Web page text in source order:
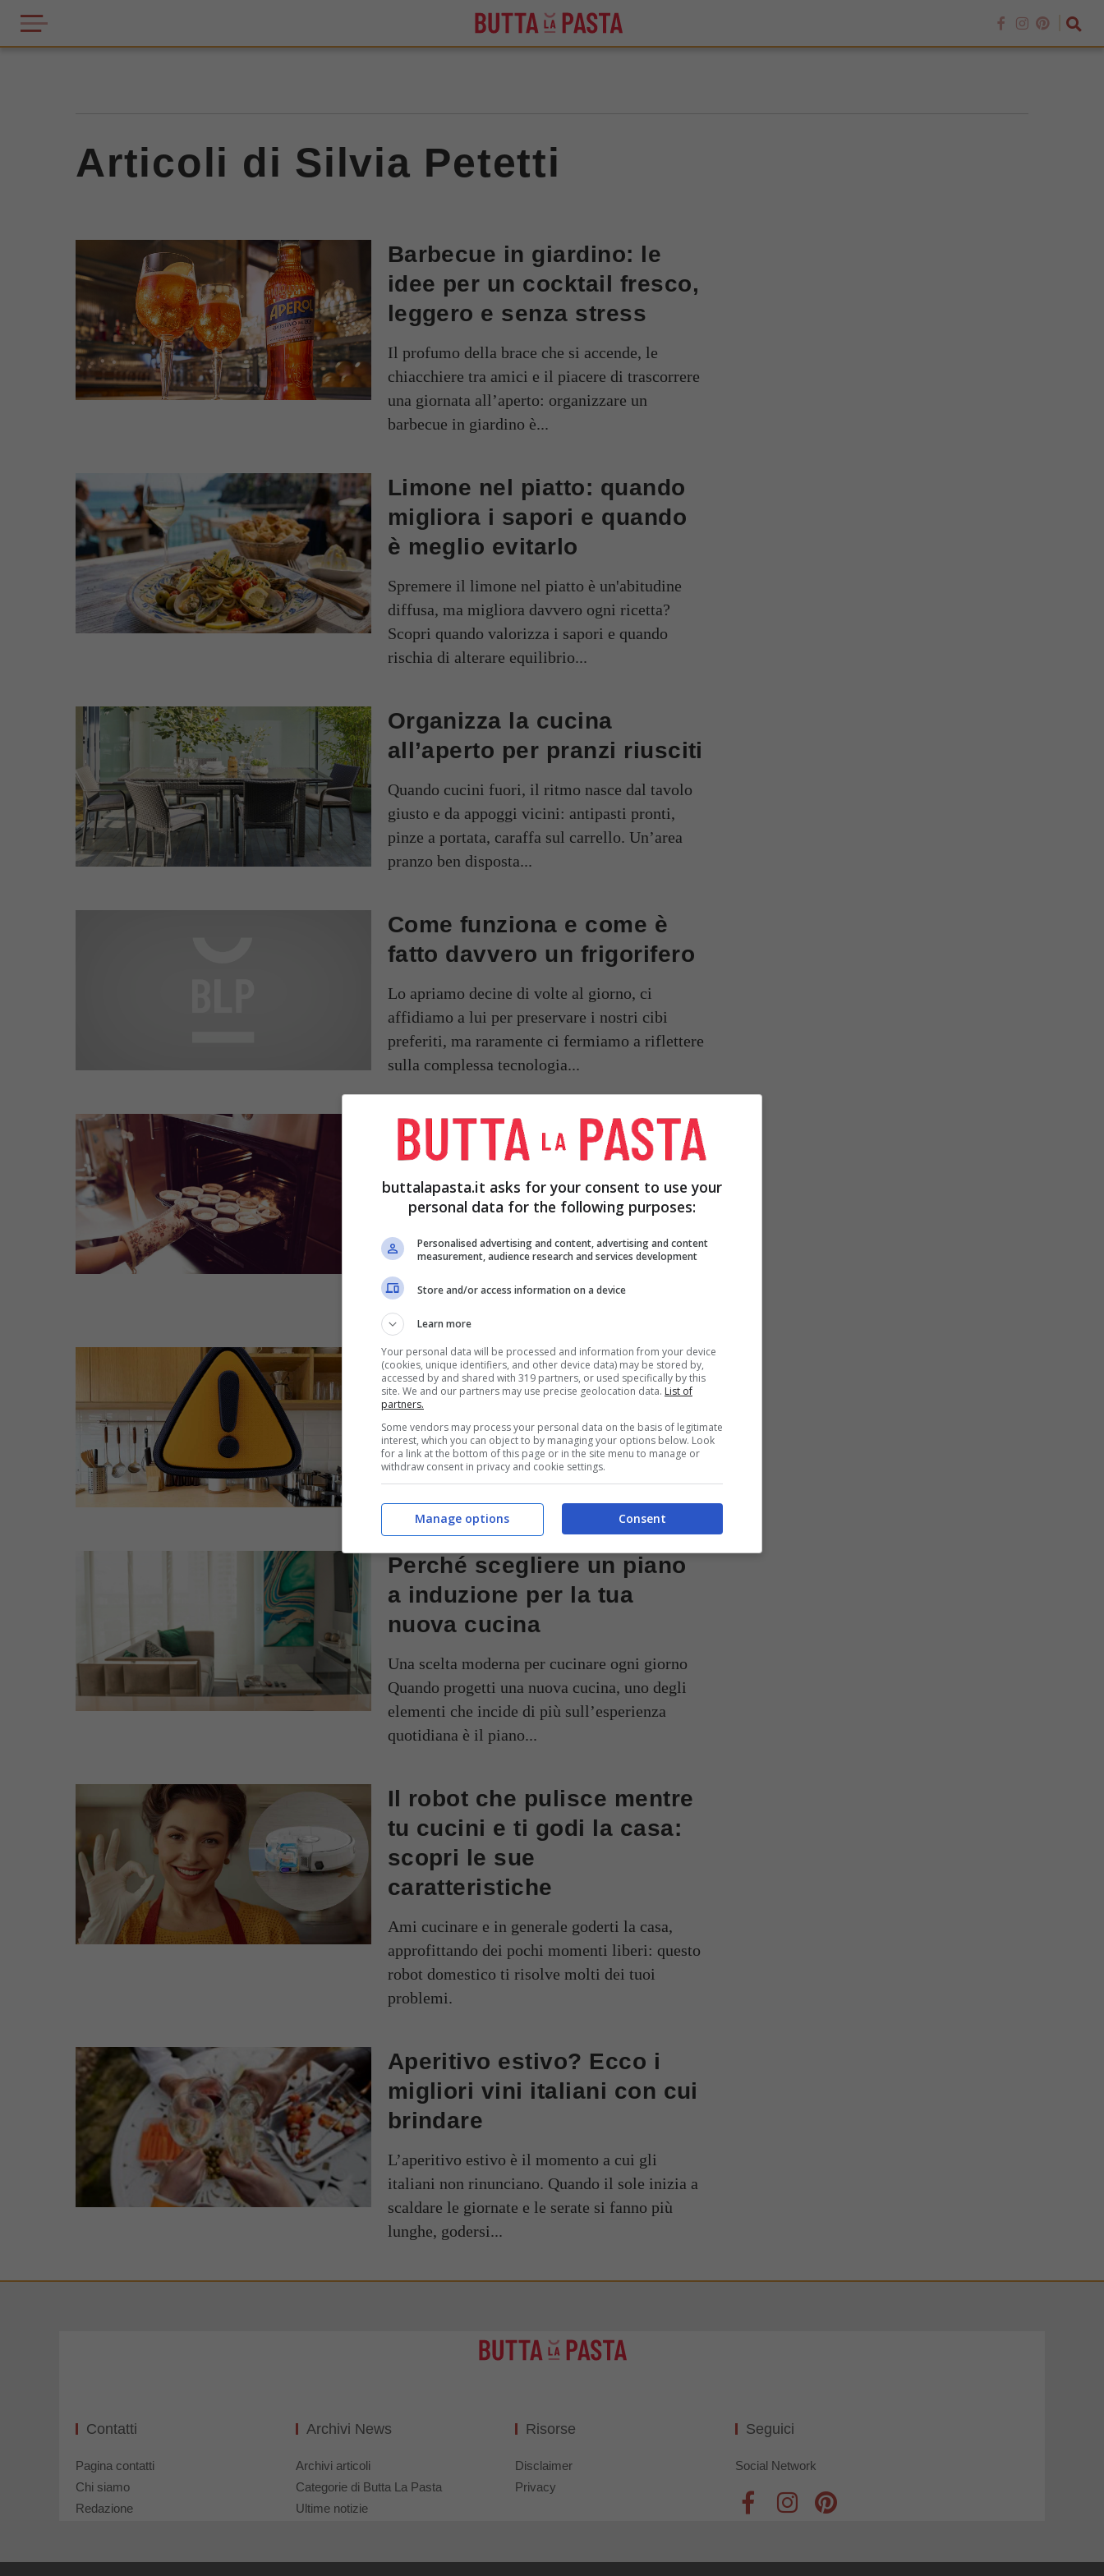
Articoli di Silvia Petetti
Barbecue in giardino: le
idee per un cocktail fresco,
leggero e senza stress
Il profumo della brace che si accende, le
chiacchiere tra amici e il piacere di trascorrere
una giornata all’aperto: organizzare un
barbecue in giardino è...
Limone nel piatto: quando
migliora i sapori e quando
è meglio evitarlo
Spremere il limone nel piatto è un'abitudine
diffusa, ma migliora davvero ogni ricetta?
Scopri quando valorizza i sapori e quando
rischia di alterare equilibrio...
Organizza la cucina
all’aperto per pranzi riusciti
Quando cucini fuori, il ritmo nasce dal tavolo
giusto e da appoggi vicini: antipasti pronti,
pinze a portata, caraffa sul carrello. Un’area
pranzo ben disposta...
Come funziona e come è
fatto davvero un frigorifero
Lo apriamo decine di volte al giorno, ci
affidiamo a lui per preservare i nostri cibi
preferiti, ma raramente ci fermiamo a riflettere
sulla complessa tecnologia...
Rivoluzione digitale: come
ha cambiato il modo di
cucinare
decennio siamo stati travolti da una vera e
propria rivoluzione, ovvero quella relativa al
mondo del digitale,...
Sicurezza in cucina: ecco i
rischi da evitare
La cucina professionale è come una piccola
città che non dorme mai. Si tratta di uno spazio
vivace, spesso caotico, in cui ogni gesto conta
e la sicurezza...
Perché scegliere un piano
a induzione per la tua
nuova cucina
Una scelta moderna per cucinare ogni giorno
Quando progetti una nuova cucina, uno degli
elementi che incide di più sull’esperienza
quotidiana è il piano...
Il robot che pulisce mentre
tu cucini e ti godi la casa:
scopri le sue
caratteristiche
Ami cucinare e in generale goderti la casa,
approfittando dei pochi momenti liberi: questo
robot domestico ti risolve molti dei tuoi
problemi.
Aperitivo estivo? Ecco i
migliori vini italiani con cui
brindare
L’aperitivo estivo è il momento a cui gli
italiani non rinunciano. Quando il sole inizia a
scaldare le giornate e le serate si fanno più
lunghe, godersi...
Contatti
Pagina contatti
Chi siamo
Redazione
Archivi News
Archivi articoli
Categorie di Butta La Pasta
Ultime notizie
Risorse
Disclaimer
Privacy
Seguici
Social Network
buttalapasta.it asks for your consent to use your
personal data for the following purposes:
Personalised advertising and content, advertising and content
measurement, audience research and services development
Store and/or access information on a device
Learn more
Your personal data will be processed and information from your device
(cookies, unique identifiers, and other device data) may be stored by,
accessed by and shared with 319 partners, or used specifically by this
site. We and our partners may use precise geolocation data. List of
partners.
Some vendors may process your personal data on the basis of legitimate
interest, which you can object to by managing your options below. Look
for a link at the bottom of this page or in the site menu to manage or
withdraw consent in privacy and cookie settings.
Consent
Manage options